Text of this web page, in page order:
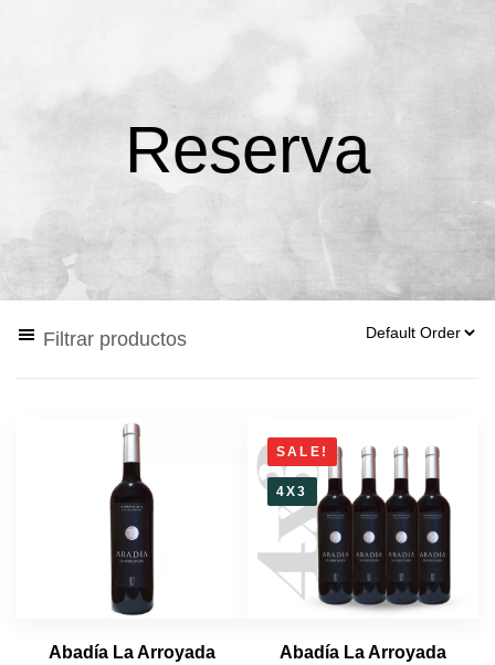
Reserva
Filtrar productos
Abadía La Arroyada
SALE!
4X3
Abadía La Arroyada